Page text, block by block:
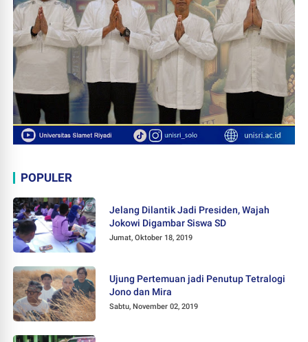
POPULER
Jelang Dilantik Jadi Presiden, Wajah
Jokowi Digambar Siswa SD
Jumat, Oktober 18, 2019
Ujung Pertemuan jadi Penutup Tetralogi
Jono dan Mira
Sabtu, November 02, 2019